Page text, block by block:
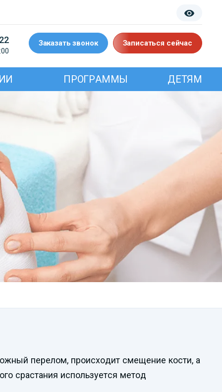
Заказать звонок Записаться сейчас
ПРОГРАММЫ ДЕТЯМ
Смотреть
видеопрезентацию
перелом, происходит смещение кости, а
срастания используется метод